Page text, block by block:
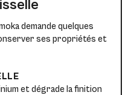
demande quelques
ses propriétés et
et dégrade la finition